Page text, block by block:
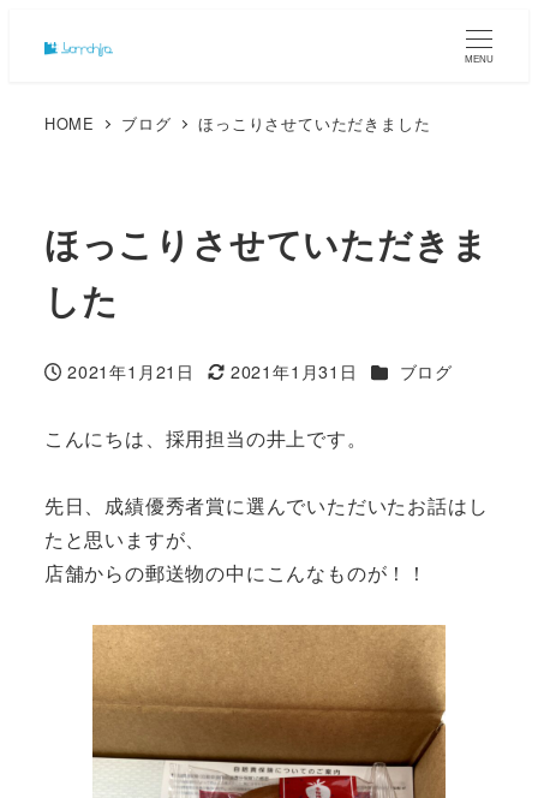
MENU
HOME ブログ ほっこりさせていただきました
ほっこりさせていただきま
した
投稿日
2021年1月21日
更新日
2021年1月31日 カテゴリー
ブログ
こんにちは、採用担当の井上です。
先日、成績優秀者賞に選んでいただいたお話はし
たと思いますが、
店舗からの郵送物の中にこんなものが！！